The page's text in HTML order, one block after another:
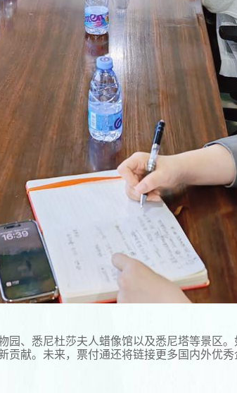
、悉尼杜莎夫人蜡像馆以及悉尼塔等景区
献。未来，票付通还将链接更多国内外优